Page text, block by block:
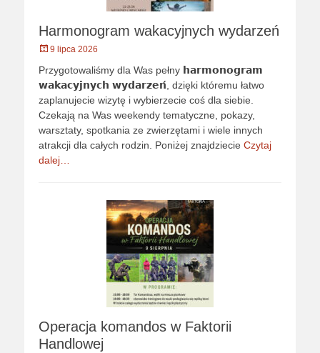
Harmonogram wakacyjnych wydarzeń
Opublikowano
9 lipca 2026
Przygotowaliśmy dla Was pełny 𝗵𝗮𝗿𝗺𝗼𝗻𝗼𝗴𝗿𝗮𝗺
𝘄𝗮𝗸𝗮𝗰𝘆𝗷𝗻𝘆𝗰𝗵 𝘄𝘆𝗱𝗮𝗿𝘇𝗲𝗻́, dzięki któremu łatwo
zaplanujecie wizytę i wybierzecie coś dla siebie.
Czekają na Was weekendy tematyczne, pokazy,
warsztaty, spotkania ze zwierzętami i wiele innych
atrakcji dla całych rodzin. Poniżej znajdziecie Czytaj
dalej…
Operacja komandos w Faktorii
Handlowej